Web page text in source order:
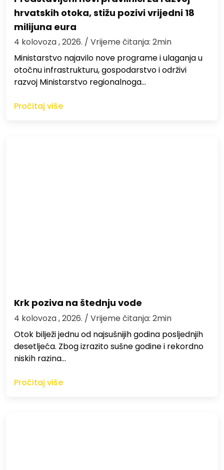
hrvatskih otoka, stižu pozivi vrijedni 18
milijuna eura
4 kolovoza , 2026. / Vrijeme čitanja: 2min
Ministarstvo najavilo nove programe i ulaganja u
otočnu infrastrukturu, gospodarstvo i održivi
razvoj Ministarstvo regionalnoga…
Pročitaj više
Krk poziva na štednju vode
4 kolovoza , 2026. / Vrijeme čitanja: 2min
Otok bilježi jednu od najsušnijih godina posljednjih
desetljeća. Zbog izrazito sušne godine i rekordno
niskih razina…
Pročitaj više